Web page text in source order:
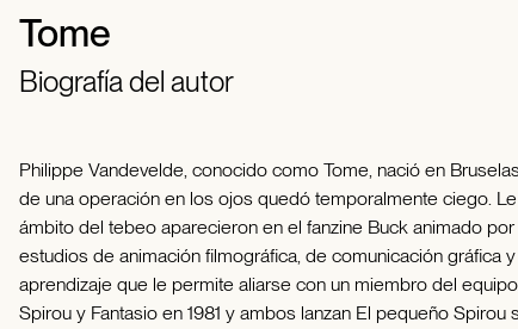
Tome
Biografía del autor
Philippe Vandevelde, conocido como Tome, nació en
de una operación en los ojos quedó temporalmente ciego.
ámbito del tebeo aparecieron en el fanzine Buck animado
estudios de animación filmográfica, de comunicación gráfica
aprendizaje que le permite aliarse con un miembro del
Spirou y Fantasio en 1981 y ambos lanzan El pequeño